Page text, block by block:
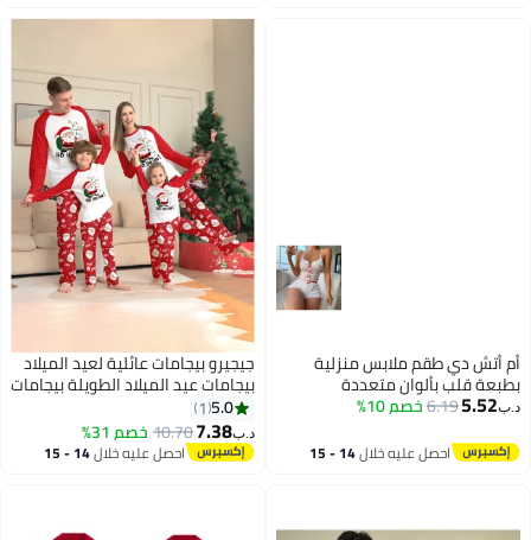
4
أم أتش دي طقم ملابس منزلية
بطبعة قلب بألوان متعددة
د.ب‏5.52
6.19خصم 10%
احصل عليه خلال 14 - 15
جيجيرو بيجامات عائلية لعيد الميلاد
بيجامات عيد الميلاد الطويلة بيجامات
شتوية متناسقة للعائلة للنساء
والرجال والأطفال دافئة بأكمام
طويلة ورقبة دائرية مريحة
5.0
1
د.ب‏7.38
10.70خصم 31%
احصل عليه خلال 14 - 15